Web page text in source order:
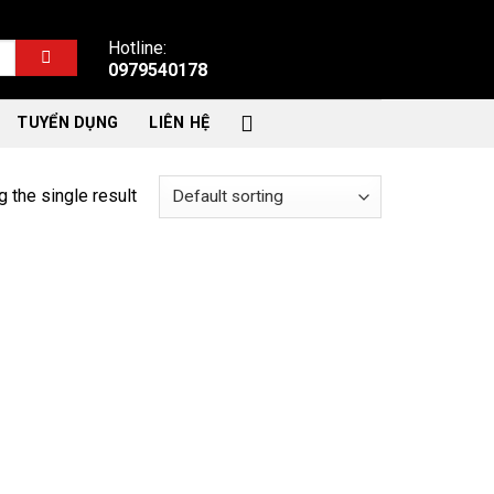
Hotline:
0979540178
TUYỂN DỤNG LIÊN HỆ
the single result